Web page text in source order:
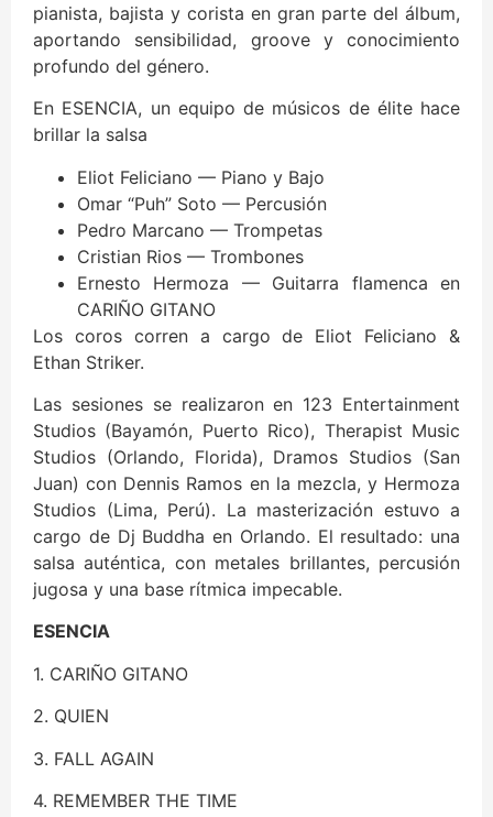
pianista, bajista y corista en gran parte del álbum,
aportando sensibilidad, groove y conocimiento
profundo del género.
En ESENCIA, un equipo de músicos de élite hace
brillar la salsa
Eliot Feliciano — Piano y Bajo
Omar “Puh” Soto — Percusión
Pedro Marcano — Trompetas
Cristian Rios — Trombones
Ernesto Hermoza — Guitarra flamenca en
CARIÑO GITANO
Los coros corren a cargo de Eliot Feliciano &
Ethan Striker.
Las sesiones se realizaron en 123 Entertainment
Studios (Bayamón, Puerto Rico), Therapist Music
Studios (Orlando, Florida), Dramos Studios (San
Juan) con Dennis Ramos en la mezcla, y Hermoza
Studios (Lima, Perú). La masterización estuvo a
cargo de Dj Buddha en Orlando. El resultado: una
salsa auténtica, con metales brillantes, percusión
jugosa y una base rítmica impecable.
ESENCIA
1.⁠ ⁠CARIÑO GITANO
2.⁠ ⁠⁠QUIEN
3.⁠ ⁠FALL AGAIN
4.⁠ ⁠⁠REMEMBER THE TIME